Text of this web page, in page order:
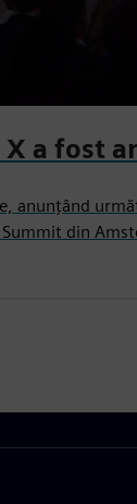
a fost
anunțând
din